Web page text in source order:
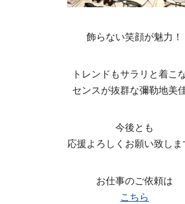
飾らない笑顔が魅力！
トレンドもサラリと着こ
センスが抜群な彌勒地美佳
今後とも
応援よろしくお願い致しま
お仕事のご依頼は
こちら